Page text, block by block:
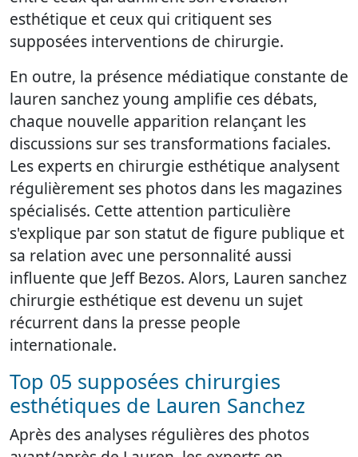
esthétique et ceux qui critiquent ses
supposées interventions de chirurgie.
En outre, la présence médiatique constante de
lauren sanchez young amplifie ces débats,
chaque nouvelle apparition relançant les
discussions sur ses transformations faciales.
Les experts en chirurgie esthétique analysent
régulièrement ses photos dans les magazines
spécialisés. Cette attention particulière
s'explique par son statut de figure publique et
sa relation avec une personnalité aussi
influente que Jeff Bezos. Alors, Lauren sanchez
chirurgie esthétique est devenu un sujet
récurrent dans la presse people
internationale.
Top 05 supposées chirurgies
esthétiques de Lauren Sanchez
Après des analyses régulières des photos